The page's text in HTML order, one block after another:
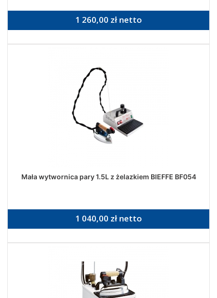
1 260,00 zł netto
Mała wytwornica pary 1.5L z żelazkiem BIEFFE BF054
1 040,00 zł netto